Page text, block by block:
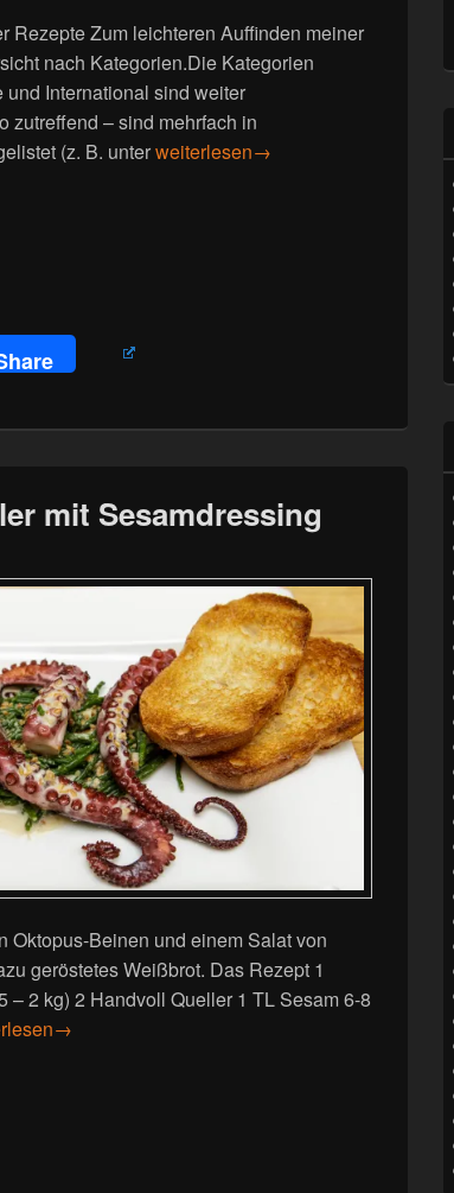
Rezepte Zum leichteren Auffinden meiner
nach Kategorien.Die Kategorien
International sind weiter
zutreffend – sind mehrfach in
(z. B. unterRezepte – Übersicht
weiterlesen→
mit Sesamdressing
Oktopus-Beinen und einem Salat von
geröstetes Weißbrot. Das Rezept 1
– 2 kg) 2 Handvoll Queller 1 TL Sesam 6-8
auf Queller mit Sesamdressing
→